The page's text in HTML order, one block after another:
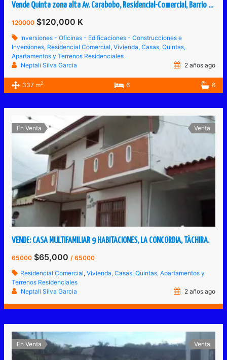
Vende Quinta zona alta Av. Carabobo, Residencial-Comercial, Barrio Obrero, San Cristóbal, Táchira, Venezuela.
120000 $120,000 K
Inversiones - Oficinas - Edificaciones - Construcciones e
Inversiones, Residencial Comercial,Vivienda, Casas, Quintas,
Apartamentos y Terrenos Residenciales
Neptali Silva Garcia
2 años ago
337 m2 6 6
En Venta Venta
VENDE: CASA MULTIFAMILIAR 9 HABITACIONES, LA CONCORDIA, TÁCHIRA.
65000 $65,000 / 65000
Residencial Comercial,Vivienda, Casas, Quintas, Apartamentos y
Terrenos Residenciales
Neptali Silva Garcia
2 años ago
En Venta Venta